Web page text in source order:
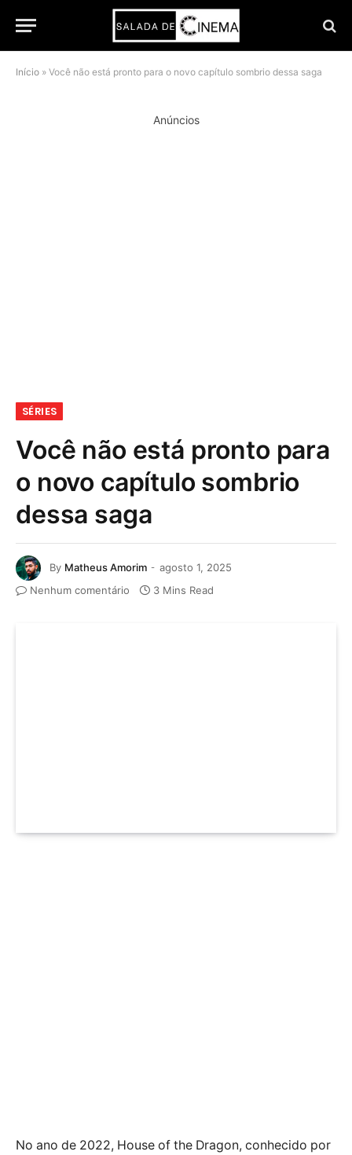
Início » Você não está pronto para o novo capítulo sombrio dessa saga
Anúncios
SÉRIES
Você não está pronto para
o novo capítulo sombrio
dessa saga
By Matheus Amorim
agosto 1, 2025
Nenhum comentário
3 Mins Read
No ano de 2022, House of the Dragon, conhecido por